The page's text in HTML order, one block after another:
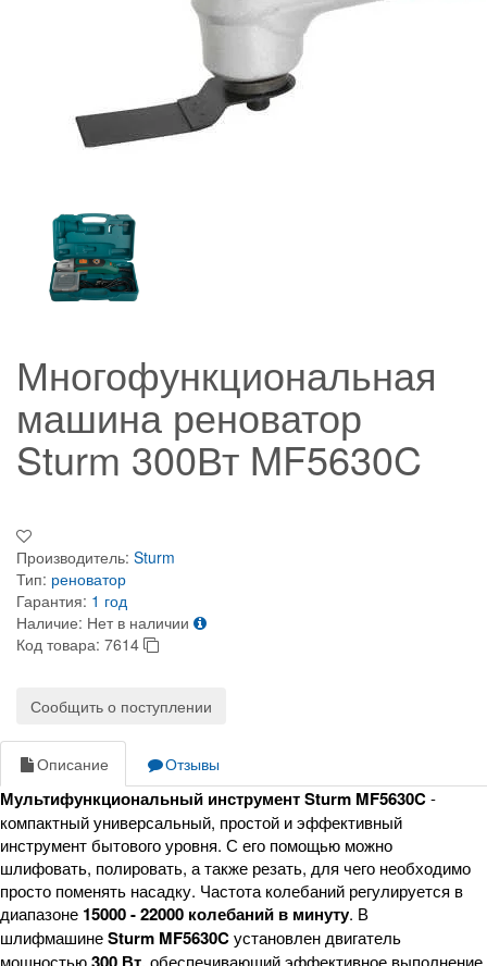
Многофункциональная
машина реноватор
Sturm 300Вт MF5630C
Производитель: Sturm
Тип: реноватор
Гарантия: 1 год
Наличие: Нет в наличии
Код товара: 7614
Сообщить о поступлении
Описание Отзывы
Мультифункциональный инструмент Sturm MF5630C-
компактный универсальный, простой и эффективный
инструмент бытового уровня. С его помощью можно
шлифовать, полировать, а также резать, для чего необходимо
просто поменять насадку. Частота колебаний регулируется в
диапазоне 15000 - 22000 колебаний в минуту. В
шлифмашинеSturm MF5630Cустановлен двигатель
мощностью
, обеспечивающий эффективное выполнение